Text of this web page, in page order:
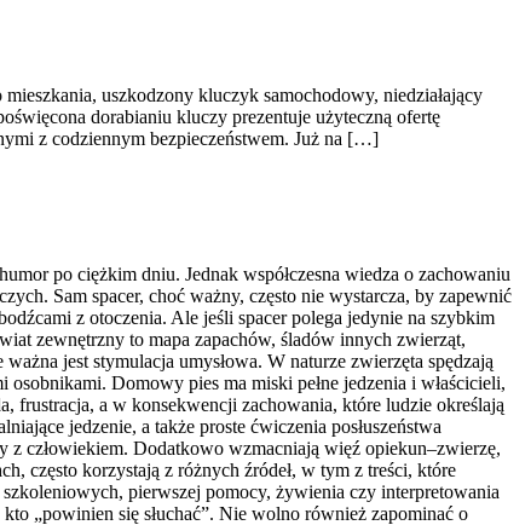
uszkodzony kluczyk samochodowy, niedziałający
dorabianiu kluczy prezentuje użyteczną ofertę
z codziennym bezpieczeństwem. Już na […]
po ciężkim dniu. Jednak współczesna wiedza o zachowaniu
Sam spacer, choć ważny, często nie wystarcza, by zapewnić
z otoczenia. Ale jeśli spacer polega jedynie na szybkim
zewnętrzny to mapa zapachów, śladów innych zwierząt,
jest stymulacja umysłowa. W naturze zwierzęta spędzają
Domowy pies ma miski pełne jedzenia i właścicieli,
frustracja, a w konsekwencji zachowania, które ludzie określają
jedzenie, a także proste ćwiczenia posłuszeństwa
z człowiekiem. Dodatkowo wzmacniają więź opiekun–zwierzę,
często korzystają z różnych źródeł, w tym z treści, które
pierwszej pomocy, żywienia czy interpretowania
„powinien się słuchać”. Nie wolno również zapominać o